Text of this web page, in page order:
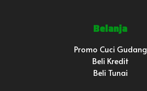
Belanja
Promo Cuci Gudang
Beli Kredit
Beli Tunai